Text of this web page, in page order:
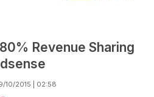
Revenue Sharing
10/2015 | 02:58